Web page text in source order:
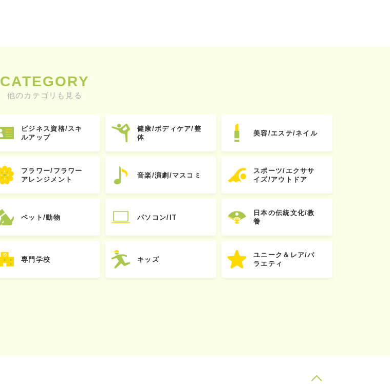
CATEGORY
他のカテゴリも見る
ビジネス資格/スキ
ルアップ
健康/ボディケア/整
体
美容/エステ/ネイル
フラワー/フラワー
アレンジメント
音楽/演劇/マスコミ
スポーツ/エクササ
イズ/アウトドア
ペット/動物 パソコン/IT
日本の伝統文化/教
養
専門学校 キッズ
ユニーク＆レア/バ
ラエティ